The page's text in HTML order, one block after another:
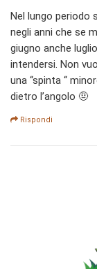
Nel lungo
negli anni che se
giugno anche
intendersi. Non
una “spinta “
dietro l’angolo 🤨
Rispondi